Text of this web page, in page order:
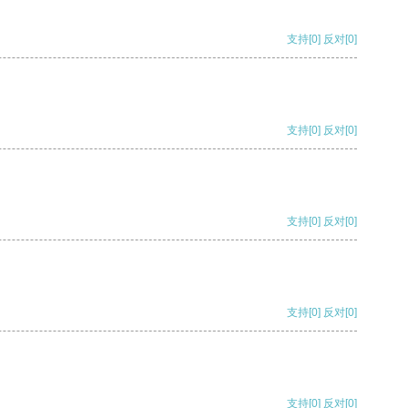
支持[0] 反对[0]
支持[0] 反对[0]
支持[0] 反对[0]
支持[0] 反对[0]
支持[0] 反对[0]